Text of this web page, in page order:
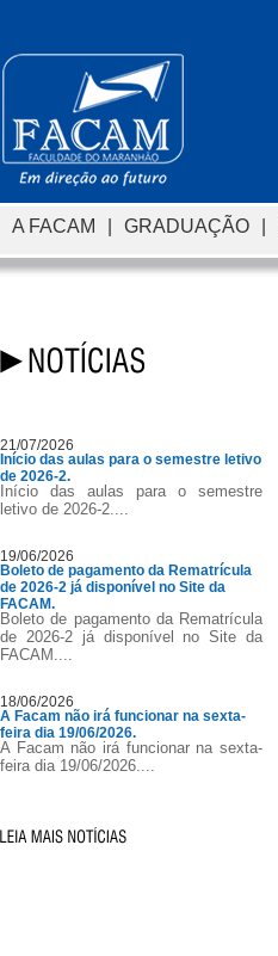
A FACAM | GRADUAÇÃO |
21/07/2026
Início das aulas para o semestre letivo
de 2026-2.
Início das aulas para o semestre
letivo de 2026-2....
19/06/2026
Boleto de pagamento da Rematrícula
de 2026-2 já disponível no Site da
FACAM.
Boleto de pagamento da Rematrícula
de 2026-2 já disponível no Site da
FACAM....
18/06/2026
A Facam não irá funcionar na sexta-
feira dia 19/06/2026.
A Facam não irá funcionar na sexta-
feira dia 19/06/2026....